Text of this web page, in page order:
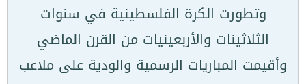
وتطورت الكرة الفلسطينية في سنوات
الثلاثينات والأربعينيات من القرن الماضي
وأقيمت المباريات الرسمية والودية على ملاعب